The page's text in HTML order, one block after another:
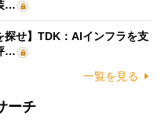
…
探せ】TDK：AIインフラを支
…
一覧を見る
ーチ